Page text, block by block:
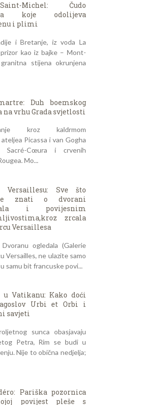
Saint-Michel: Čudo
koje odolijeva
i plimi
i Bretanje, iz voda La
kao iz bajke – Mont-
stijena okrunjena
Duh boemskog
na vrhu Grada svjetlosti
kroz kaldrmom
Picassa i van Gogha
Cœura i crvenih
Mo...
Versaillesu: Sve što
znati o dvorani
i povijesnim
zrcala
Versaillesa
ogledala (Galerie
Versailles, ne ulazite samo
samu bit francuske povi...
u Vatikanu: Kako doći
Urbi et Orbi i
savjeti
sunca obasjavaju
Petra, Rim se budi u
Nije to obična nedjelja;
Pariška pozornica
povijest pleše s